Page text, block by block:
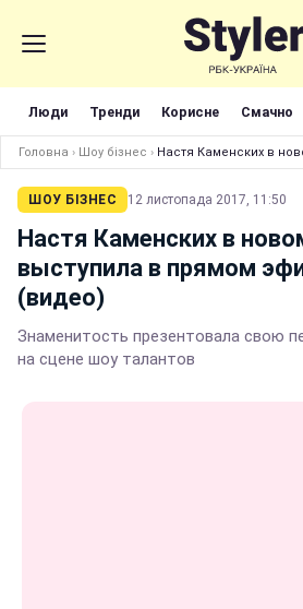
Люди Тренди Корисне Смачно
Головна › Шоу бізнес › Настя Каменских в
ШОУ БІЗНЕС 12 листопада 2017, 11:50
Настя Каменских в
выступила в прямом
(видео)
Знаменитость презентовала свою
на сцене шоу талантов